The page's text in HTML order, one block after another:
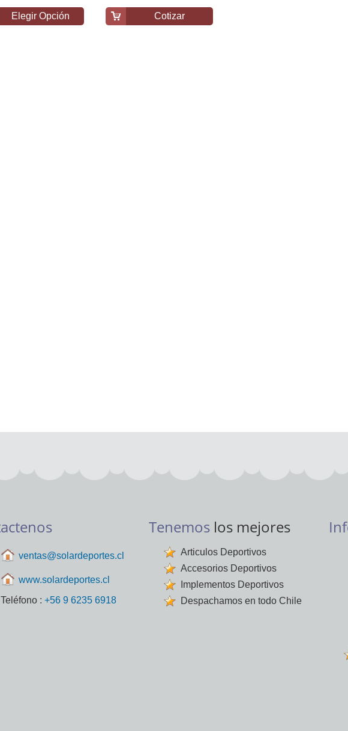
Elegir Opción Cotizar
ventas@solardeportes.cl
www.solardeportes.cl
Teléfono : +56 9 6235 6918
Tenemos los mejores
Articulos Deportivos
Accesorios Deportivos
Implementos Deportivos
Despachamos en todo Chile